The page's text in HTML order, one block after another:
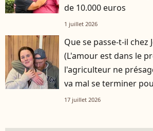
de 10.000 euros
1 juillet 2026
Que se passe-t-il chez
(L'amour est dans le
l'agriculteur ne
va mal se terminer
17 juillet 2026